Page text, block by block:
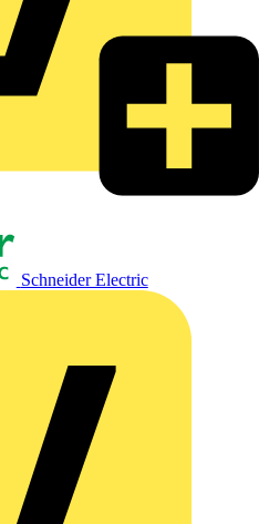
Schneider Electric